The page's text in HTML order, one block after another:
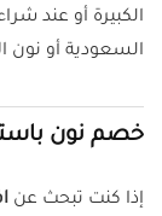
الكبيرة أو عند
السعودية أو نون
خصم نون
إذا كنت تبحث عن